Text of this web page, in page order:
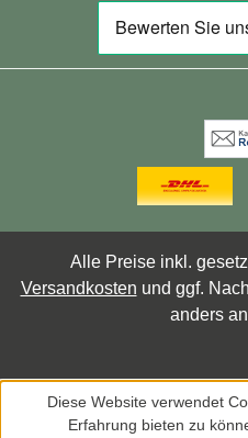
Alle Preise inkl.
Versandkosten und ggf.
anders
Diese Website verwendet
Erfahrung bieten zu